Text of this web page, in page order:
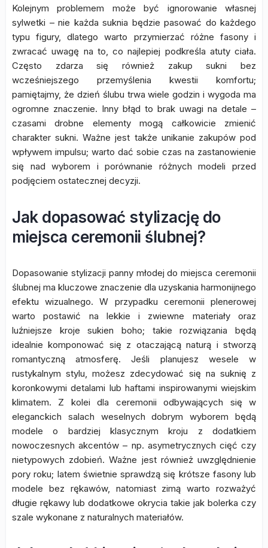
Kolejnym problemem może być ignorowanie własnej
sylwetki – nie każda suknia będzie pasować do każdego
typu figury, dlatego warto przymierzać różne fasony i
zwracać uwagę na to, co najlepiej podkreśla atuty ciała.
Często zdarza się również zakup sukni bez
wcześniejszego przemyślenia kwestii komfortu;
pamiętajmy, że dzień ślubu trwa wiele godzin i wygoda ma
ogromne znaczenie. Inny błąd to brak uwagi na detale –
czasami drobne elementy mogą całkowicie zmienić
charakter sukni. Ważne jest także unikanie zakupów pod
wpływem impulsu; warto dać sobie czas na zastanowienie
się nad wyborem i porównanie różnych modeli przed
podjęciem ostatecznej decyzji.
Jak dopasować stylizację do
miejsca ceremonii ślubnej?
Dopasowanie stylizacji panny młodej do miejsca ceremonii
ślubnej ma kluczowe znaczenie dla uzyskania harmonijnego
efektu wizualnego. W przypadku ceremonii plenerowej
warto postawić na lekkie i zwiewne materiały oraz
luźniejsze kroje sukien boho; takie rozwiązania będą
idealnie komponować się z otaczającą naturą i stworzą
romantyczną atmosferę. Jeśli planujesz wesele w
rustykalnym stylu, możesz zdecydować się na suknię z
koronkowymi detalami lub haftami inspirowanymi wiejskim
klimatem. Z kolei dla ceremonii odbywających się w
eleganckich salach weselnych dobrym wyborem będą
modele o bardziej klasycznym kroju z dodatkiem
nowoczesnych akcentów – np. asymetrycznych cięć czy
nietypowych zdobień. Ważne jest również uwzględnienie
pory roku; latem świetnie sprawdzą się krótsze fasony lub
modele bez rękawów, natomiast zimą warto rozważyć
długie rękawy lub dodatkowe okrycia takie jak bolerka czy
szale wykonane z naturalnych materiałów.